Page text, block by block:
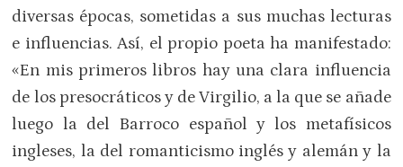
diversas épocas, sometidas a sus muchas lecturas
e influencias. Así, el propio poeta ha manifestado:
«En mis primeros libros hay una clara influencia
de los presocráticos y de Virgilio, a la que se añade
luego la del Barroco español y los metafísicos
ingleses, la del romanticismo inglés y alemán y la